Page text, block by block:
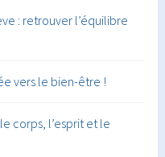
: retrouver l’équilibre
vers le bien-être !
corps, l’esprit et le